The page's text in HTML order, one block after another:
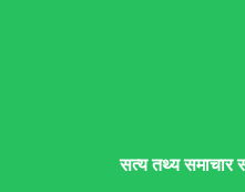
सत्य तथ्य समाचार